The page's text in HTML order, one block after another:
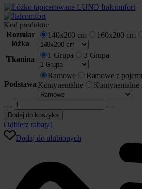
Kod produktu:
Rozmiar
łóżka
140x200 cm 160x200 cm
Tkanina 1 Grupa 3 Grupa
Podstawa
Ramowe
Ramowe z
Kontynentalne
Kontynentalne
ilość
Łóżko
tapicerowane
LUND
Italcomfort
Dodaj do koszyka
Odbierz rabaty!
Dodaj do ulubionych